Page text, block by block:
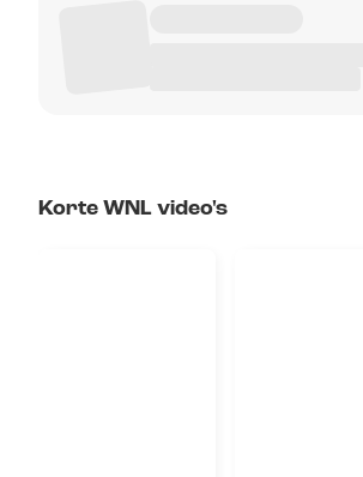
Korte WNL video's